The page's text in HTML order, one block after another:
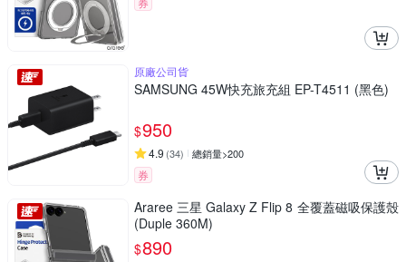
原廠公司貨
SAMSUNG 45W快充旅充組 EP-T4511 (黑色)
$950
4.9 (34) 總銷量>200
券
Araree 三星 Galaxy Z Flip 8 全覆蓋磁吸保護殼
(Duple 360M)
$890